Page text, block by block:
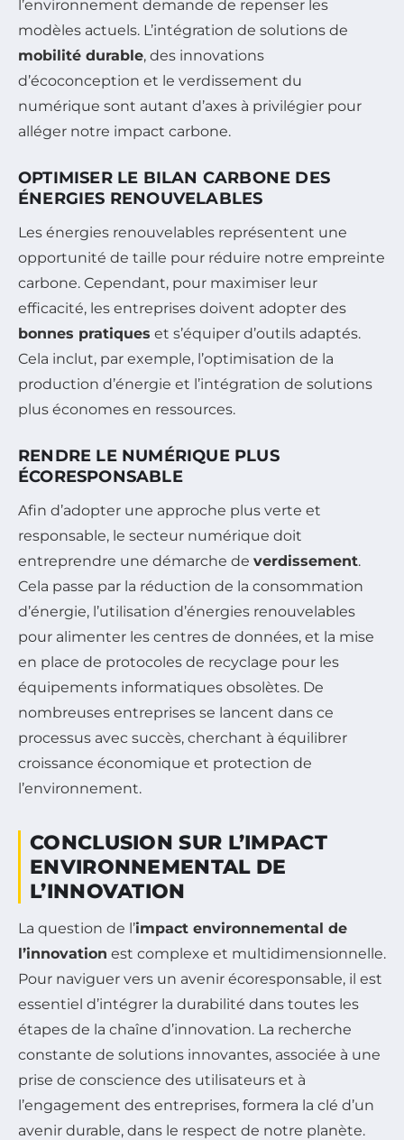
l’environnement demande de repenser les
modèles actuels. L’intégration de solutions de
mobilité durable, des innovations
d’écoconception et le verdissement du
numérique sont autant d’axes à privilégier pour
alléger notre impact carbone.
OPTIMISER LE BILAN CARBONE DES
ÉNERGIES RENOUVELABLES
Les énergies renouvelables représentent une
opportunité de taille pour réduire notre empreinte
carbone. Cependant, pour maximiser leur
efficacité, les entreprises doivent adopter des
bonnes pratiques et s’équiper d’outils adaptés.
Cela inclut, par exemple, l’optimisation de la
production d’énergie et l’intégration de solutions
plus économes en ressources.
RENDRE LE NUMÉRIQUE PLUS
ÉCORESPONSABLE
Afin d’adopter une approche plus verte et
responsable, le secteur numérique doit
entreprendre une démarche de verdissement.
Cela passe par la réduction de la consommation
d’énergie, l’utilisation d’énergies renouvelables
pour alimenter les centres de données, et la mise
en place de protocoles de recyclage pour les
équipements informatiques obsolètes. De
nombreuses entreprises se lancent dans ce
processus avec succès, cherchant à équilibrer
croissance économique et protection de
l’environnement.
CONCLUSION SUR L’IMPACT
ENVIRONNEMENTAL DE
L’INNOVATION
La question de l’impact environnemental de
l’innovation est complexe et multidimensionnelle.
Pour naviguer vers un avenir écoresponsable, il est
essentiel d’intégrer la durabilité dans toutes les
étapes de la chaîne d’innovation. La recherche
constante de solutions innovantes, associée à une
prise de conscience des utilisateurs et à
l’engagement des entreprises, formera la clé d’un
avenir durable, dans le respect de notre planète.